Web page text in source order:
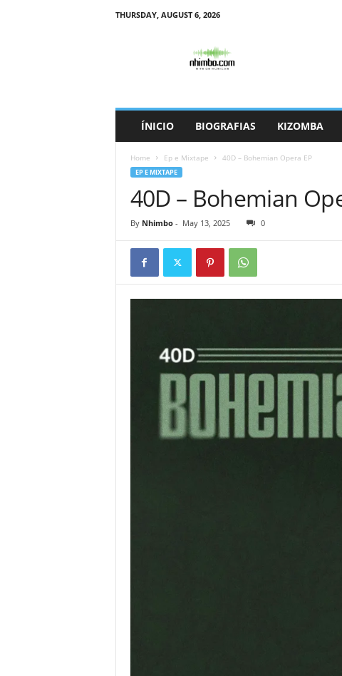
THURSDAY, AUGUST 6, 2026
ÍNICIO BIOGRAFIAS KIZOMBA
Home Ep e Mixtape 40D – Bohemian Opera EP
EP E MIXTAPE
40D – Bohemian
By Nhimbo- May 13, 2025 0